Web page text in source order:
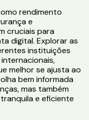
rendimento
e
cruciais para
digital. Explorar as
instituições
melhor se ajusta ao
bem informada
mas também
e eficiente